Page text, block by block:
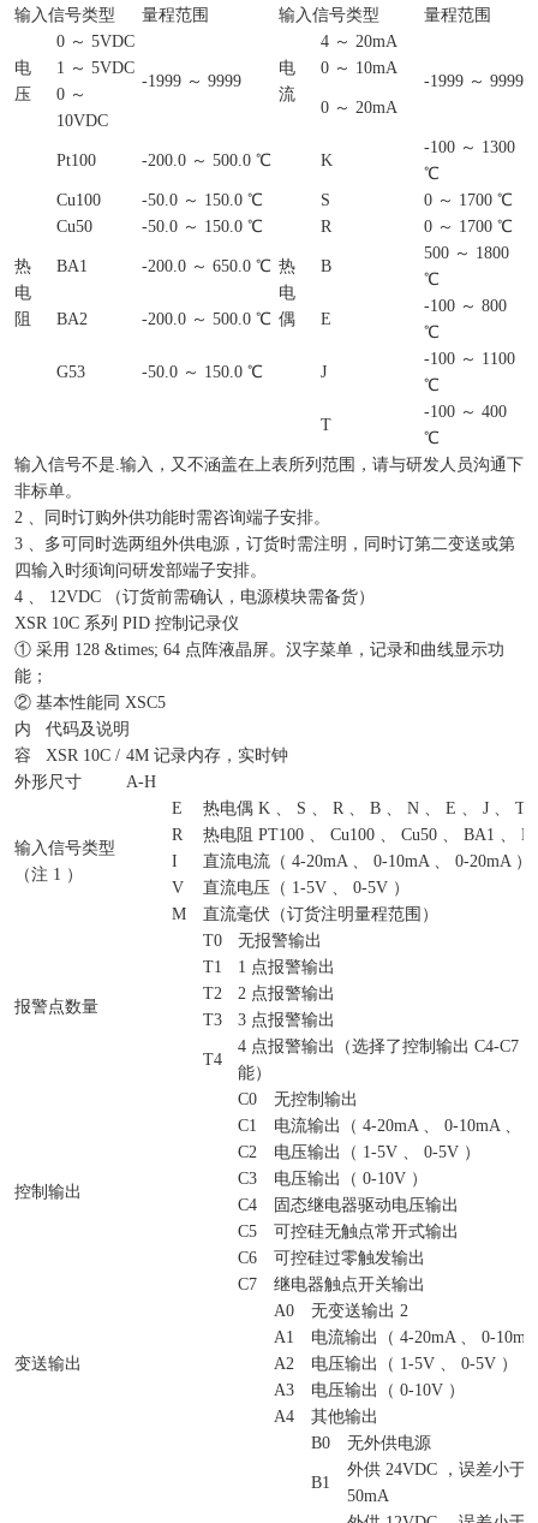
输入信号类型
量程范围 输入信号类型 量程范围
电
压
0 ～ 5VDC
-1999 ～ 9999
电
流
4 ～ 20mA
-1999 ～ 9999
1 ～ 5VDC
0 ～ 10mA
0 ～
10VDC
0 ～ 20mA
热
电
阻
Pt100 -200.0 ～ 500.0 ℃
热
电
偶
K
-100 ～ 1300
℃
Cu100
-50.0 ～ 150.0 ℃ S
0 ～ 1700 ℃
Cu50
-50.0 ～ 150.0 ℃ R 0 ～ 1700 ℃
BA1 -200.0 ～ 650.0 ℃ B
500 ～ 1800
℃
BA2 -200.0 ～ 500.0 ℃ E
-100 ～ 800
℃
G53 -50.0 ～ 150.0 ℃ J
-100 ～ 1100
℃
T
-100 ～ 400
℃
输入信号不是.输入，又不涵盖在上表所列范围，请与研发人员沟通下
非标单。
2 、同时订购外供功能时需咨询端子安排。
3 、多可同时选两组外供电源，订货时需注明，同时订第二变送或第
四输入时须询问研发部端子安排。
4 、 12VDC （订货前需确认，电源模块需备货）
XSR 10C 系列 PID 控制记录仪
① 采用 128 &times; 64 点阵液晶屏。汉字菜单，记录和曲线显示功
能；
② 基本性能同 XSC5
内
容
代码及说明
XSR 10C / 4M 记录内存，实时钟
外形尺寸
A-H
输入信号类型
（注 1 ）
E
热电偶 K 、 S 、 R 、 B 、 N 、 E 、 J 、 T
R
热电阻 PT100 、 Cu100 、 Cu50 、 BA1 、
I
直流电流（ 4-20mA 、 0-10mA 、 0-20mA ）
V
直流电压（ 1-5V 、 0-5V ）
M
直流毫伏（订货注明量程范围）
报警点数量
T0
无报警输出
T1
1 点报警输出
T2
2 点报警输出
T3
3 点报警输出
T4
4 点报警输出（选择了控制输出 C4-C7
能）
控制输出
C0
无控制输出
C1
电流输出（ 4-20mA 、 0-10mA 、
C2
电压输出（ 1-5V 、 0-5V ）
C3
电压输出（ 0-10V ）
C4
固态继电器驱动电压输出
C5
可控硅无触点常开式输出
C6
可控硅过零触发输出
C7
继电器触点开关输出
变送输出
A0
无变送输出 2
A1
电流输出（ 4-20mA 、 0-
A2
电压输出（ 1-5V 、 0-5V ）
A3
电压输出（ 0-10V ）
A4
其他输出
B0 无外供电源
B1
外供 24VDC ，误差小于
50mA